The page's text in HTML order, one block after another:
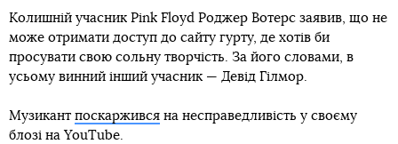
Колишній учасник Pink Floyd Роджер Вотерс заявив, що не
може отримати доступ до сайту гурту, де хотів би
просувати свою сольну творчість. За його словами, в
усьому винний інший учасник — Девід Гілмор.
Музикант поскаржився на несправедливість у своєму
блозі на YouTube.